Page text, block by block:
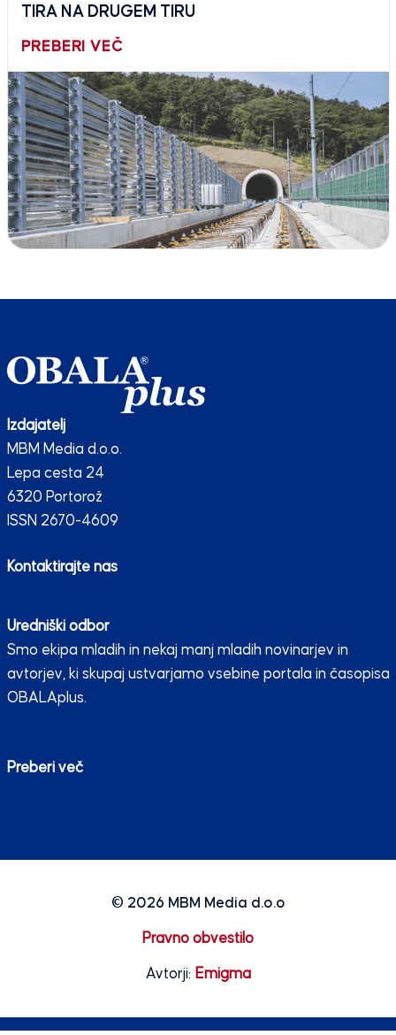
TIRA NA DRUGEM TIRU
PREBERI VEČ
Izdajatelj
MBM Media d.o.o.
Lepa cesta 24
6320 Portorož
ISSN 2670-4609
Kontaktirajte nas
Uredniški odbor
Smo ekipa mladih in nekaj manj mladih novinarjev in
avtorjev, ki skupaj ustvarjamo vsebine portala in časopisa
OBALAplus.
Preberi več
© 2026 MBM Media d.o.o
Pravno obvestilo
Avtorji: Emigma